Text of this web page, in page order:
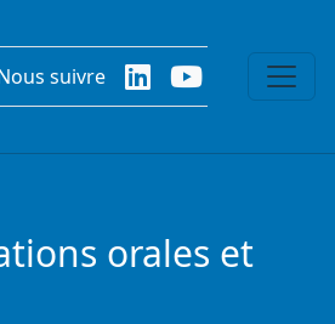
suivre
orales et